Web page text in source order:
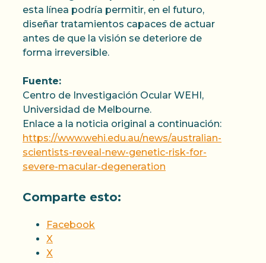
esta línea podría permitir, en el futuro,
diseñar tratamientos capaces de actuar
antes de que la visión se deteriore de
forma irreversible.
Fuente:
Centro de Investigación Ocular WEHI,
Universidad de Melbourne.
Enlace a la noticia original a continuación:
https://www.wehi.edu.au/news/australian-
scientists-reveal-new-genetic-risk-for-
severe-macular-degeneration
Comparte esto:
Facebook
X
X